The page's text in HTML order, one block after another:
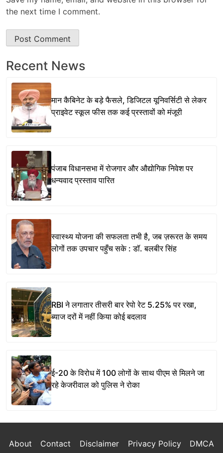
the next time I comment.
Recent News
मान कैबिनेट के बड़े फैसले, डिजिटल यूनिवर्सिटी से लेकर
प्राइवेट स्कूल फीस तक कई प्रस्तावों को मंजूरी
पंजाब विधानसभा में रोजगार और औद्योगिक निवेश पर
धन्यवाद प्रस्ताव पारित
स्वास्थ्य योजना की सफलता तभी है, जब ज़रूरत के समय
लोगों तक उपचार पहुँच सके : डॉ. बलबीर सिंह
RBI ने लगातार तीसरी बार रेपो रेट 5.25% पर रखा,
ब्याज दरों में नहीं किया कोई बदलाव
ई-20 के विरोध में 100 लोगों के साथ पीएम से मिलने जा
रहे केजरीवाल को पुलिस ने रोका
About Contact Disclaimer Privacy Policy DMCA